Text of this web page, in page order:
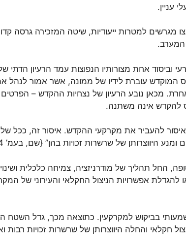
עניין.
מגרשים למטרות ייעודיות, שיטה המזכירה גרסה
המערב.
וביסוד אחת מצורותיו הנפוצות עמד הרעיון הדתי
עוברת לידיו של ממונה, אשר אמור לנהל
מכאן נובע הרעיון של נצחיות ההקדש –
להקדש אינה משתנה.
להעביר את מקרקעי ההקדש. איסור זה, ככל
של שרשרות זכויות בהן” {שם, בעמ’ 115-114}.
לקראת סופה, החל תהליך של מודרניזציה, צמיחה כלכלית
אפשרויות הניצול החקלאי והעירוני של
בביקוש למקרקעין. כתוצאה מכך, גדל השטח
חקלאי והחלה היווצרותן של שרשרות זכויות רבות